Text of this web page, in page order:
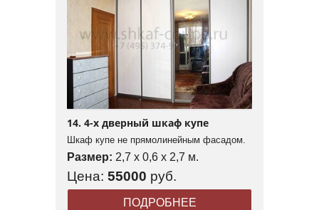
14. 4-х дверный шкаф купе
Шкаф купе не прямолинейным фасадом.
Размер: 2,7 x 0,6 x 2,7 м.
Цена: 55000 руб.
ПОДРОБНЕЕ